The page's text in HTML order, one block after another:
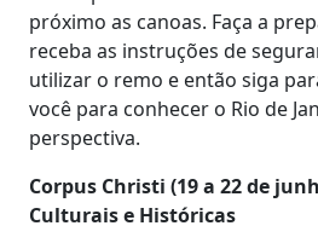
próximo as canoas. Faça a
receba as instruções de
utilizar o remo e então siga
você para conhecer o Rio de
perspectiva.
Corpus Christi (19 a 22 de
Culturais e Históricas